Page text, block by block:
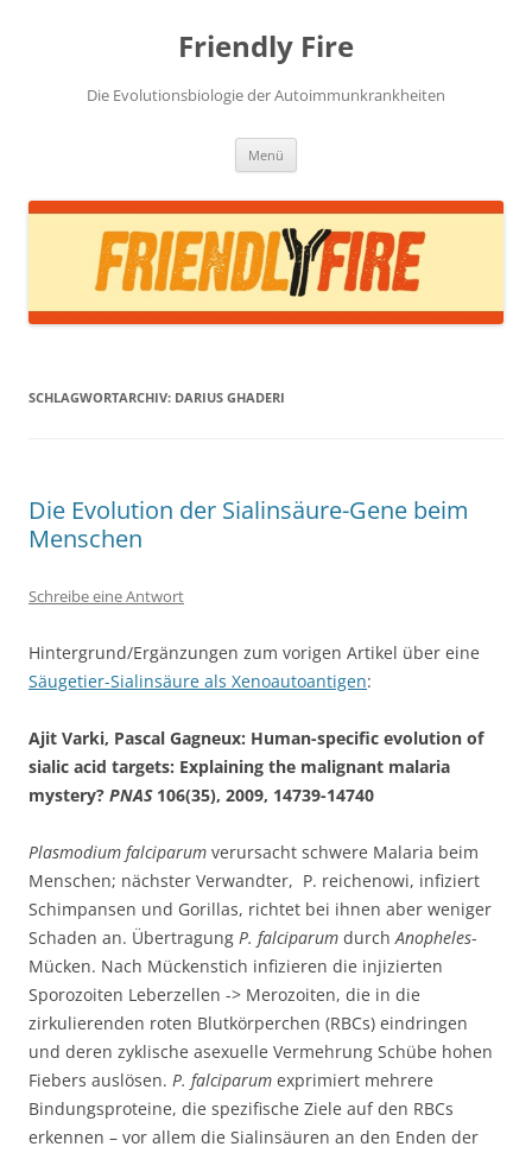
Friendly Fire
Die Evolutionsbiologie der Autoimmunkrankheiten
Menü
SCHLAGWORTARCHIV: DARIUS GHADERI
Die Evolution der Sialinsäure-Gene beim
Menschen
Schreibe eine Antwort
Hintergrund/Ergänzungen zum vorigen Artikel über eine
Säugetier-Sialinsäure als Xenoautoantigen:
Ajit Varki, Pascal Gagneux: Human-specific evolution of
sialic acid targets: Explaining the malignant malaria
mystery? PNAS 106(35), 2009, 14739-14740
Plasmodium falciparum verursacht schwere Malaria beim
Menschen; nächster Verwandter, P. reichenowi, infiziert
Schimpansen und Gorillas, richtet bei ihnen aber weniger
Schaden an. Übertragung P. falciparum durchAnopheles-
Mücken. Nach Mückenstich infizieren die injizierten
Sporozoiten Leberzellen -> Merozoiten, die in die
zirkulierenden roten Blutkörperchen (RBCs) eindringen
und deren zyklische asexuelle Vermehrung Schübe hohen
Fiebers auslösen. P. falciparum exprimiert mehrere
Bindungsproteine, die spezifische Ziele auf den RBCs
erkennen – vor allem die Sialinsäuren an den Enden der